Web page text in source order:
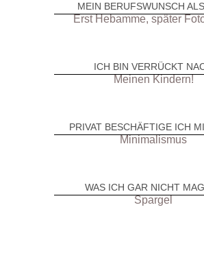
MEIN BERUFSWUNSCH
Erst Hebamme, später
ICH BIN VERRÜCKT
Meinen Kindern!
PRIVAT BESCHÄFTIGE ICH
Minimalismus
WAS ICH GAR NICHT
Spargel